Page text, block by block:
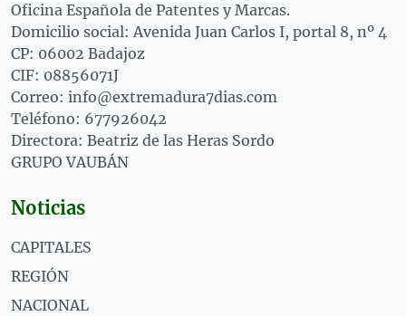
Oficina Española de Patentes y Marcas.
Domicilio social: Avenida Juan Carlos I, portal 8, nº 4
CP: 06002 Badajoz
CIF: 08856071J
Correo: info@extremadura7dias.com
Teléfono: 677926042
Directora: Beatriz de las Heras Sordo
GRUPO VAUBÁN
Noticias
CAPITALES
REGIÓN
NACIONAL